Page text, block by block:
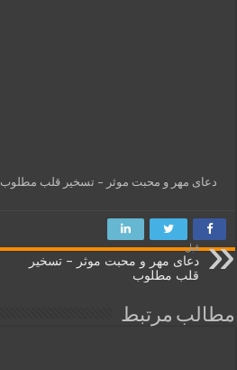
دعای مهر و محبت موثر – تسخیر قلب مطلوب
قبل
دعای مهر و محبت موثر – تسخیر
قلب مطلوب
مطالب مرتبط